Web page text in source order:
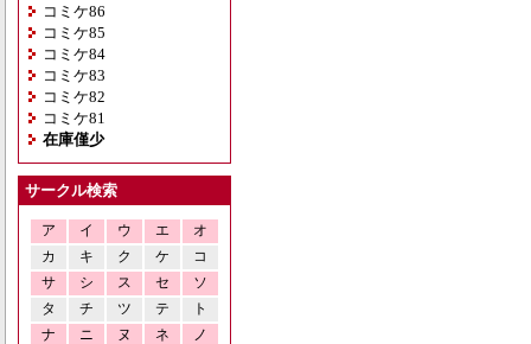
コミケ86
コミケ85
コミケ84
コミケ83
コミケ82
コミケ81
在庫僅少
サークル検索
ア イ ウ エ
オ
カ
キ ク ケ
コ
サ
シ ス セ
ソ
タ
チ ツ テ
ト
ナ
ニ ヌ ネ
ノ